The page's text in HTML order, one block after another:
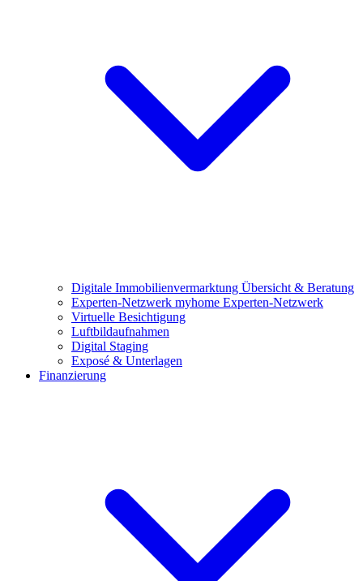
Digitale Immobilienvermarktung Übersicht & Beratung
Experten-Netzwerk myhome Experten-Netzwerk
Virtuelle Besichtigung
Luftbildaufnahmen
Digital Staging
Exposé & Unterlagen
Finanzierung